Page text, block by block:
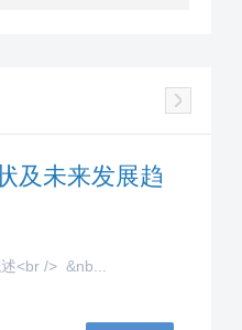
及未来发展趋
<br /> &nb...